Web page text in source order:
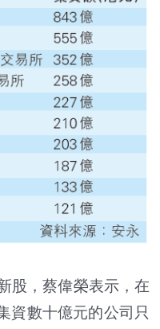
股，蔡偉榮表示，在
資數十億元的公司只